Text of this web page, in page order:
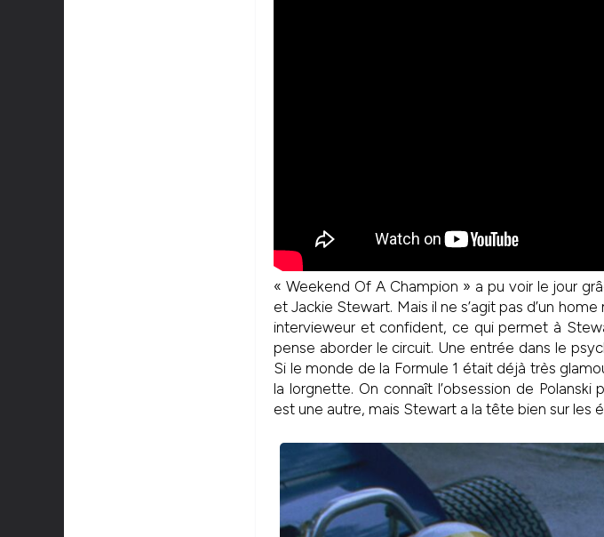
« Weekend Of A Champion » a pu voir le jour
et Jackie Stewart. Mais il ne s’agit pas d’un
intervieweur et confident, ce qui permet à
pense aborder le circuit. Une entrée dans le
Si le monde de la Formule 1 était déjà très
la lorgnette. On connaît l’obsession de
est une autre, mais Stewart a la tête bien sur les